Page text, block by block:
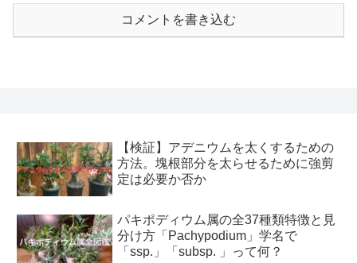
コメントを書き込む
【検証】アデニウムを太くするための
方法。塊根部分を太らせるために強剪
定は必要か否か
パキポディウム属の全37種類特徴と見
分け方「Pachypodium」学名で
「ssp.」「subsp. 」って何？